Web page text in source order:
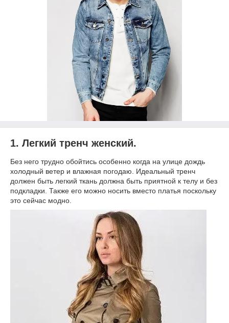
1. Легкий тренч женский.
Без него трудно обойтись особенно когда на улице дождь
холодный ветер и влажная погодаю. Идеальный тренч
должен быть легкий ткань должна быть приятной к телу и без
подкладки. Также его можно носить вместо платья поскольку
это сейчас модно.